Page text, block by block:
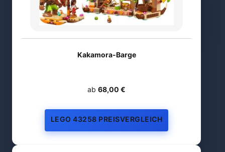
Kakamora-Barge
ab 68,00 €
LEGO 43258 PREISVERGLEICH